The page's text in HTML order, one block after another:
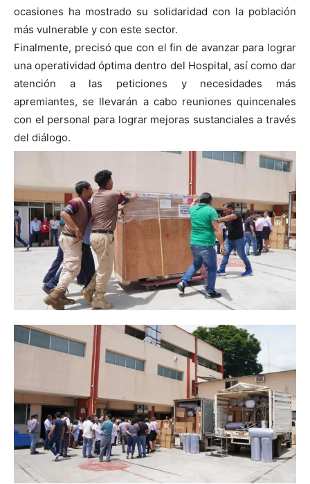
ocasiones ha mostrado su solidaridad con la población
más vulnerable y con este sector.
Finalmente, precisó que con el fin de avanzar para lograr
una operatividad óptima dentro del Hospital, así como dar
atención a las peticiones y necesidades más
apremiantes, se llevarán a cabo reuniones quincenales
con el personal para lograr mejoras sustanciales a través
del diálogo.